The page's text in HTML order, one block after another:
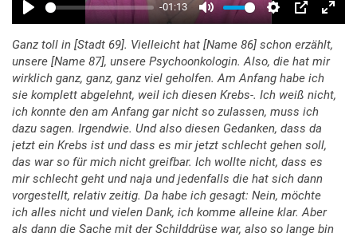
Ganz toll in [Stadt 69]. Vielleicht hat [Name 86] schon erzählt,
unsere [Name 87], unsere Psychoonkologin. Also, die hat mir
wirklich ganz, ganz, ganz viel geholfen. Am Anfang habe ich
sie komplett abgelehnt, weil ich diesen Krebs-. Ich weiß nicht,
ich konnte den am Anfang gar nicht so zulassen, muss ich
dazu sagen. Irgendwie. Und also diesen Gedanken, dass da
jetzt ein Krebs ist und dass es mir jetzt schlecht gehen soll,
das war so für mich nicht greifbar. Ich wollte nicht, dass es
mir schlecht geht und naja und jedenfalls die hat sich dann
vorgestellt, relativ zeitig. Da habe ich gesagt: Nein, möchte
ich alles nicht und vielen Dank, ich komme alleine klar. Aber
als dann die Sache mit der Schilddrüse war, also so lange bin